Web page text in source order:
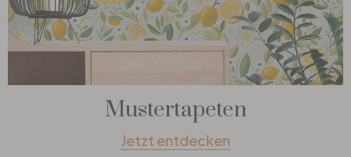
Mustertapeten
Jetzt entdecken